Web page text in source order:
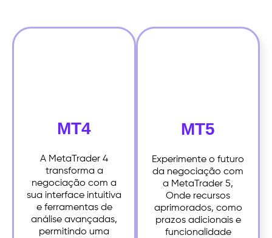
MT4
A MetaTrader 4
transforma a
negociação com a
sua interface intuitiva
e ferramentas de
análise avançadas,
permitindo uma
MT5
Experimente o futuro
da negociação com
a MetaTrader 5,
Onde recursos
aprimorados, como
prazos adicionais e
funcionalidade